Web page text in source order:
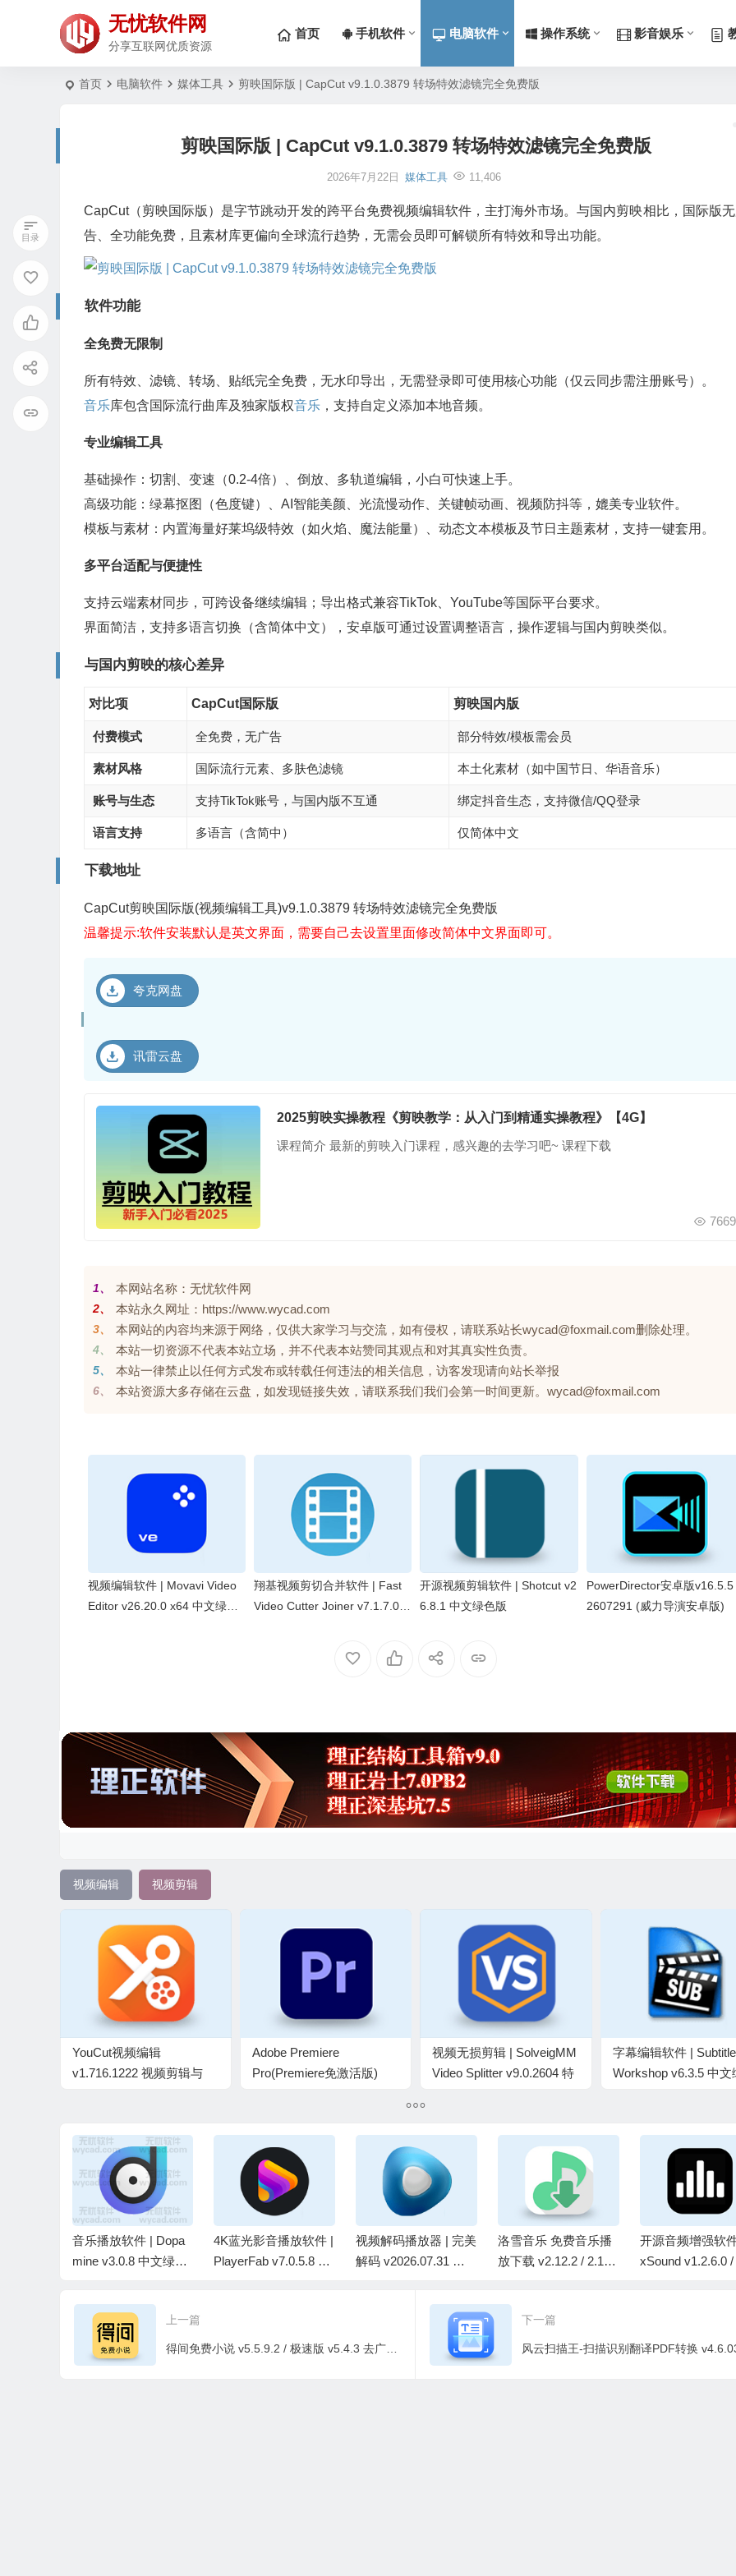
无忧软件网
分享互联网优质资源
首页 手机软件 电脑软件 操作系统 影音娱乐
首页 电脑软件 媒体工具 剪映国际版 | CapCut v9.1.0.3879 转场特效滤镜完全免费版
剪映国际版 | CapCut v9.1.0.3879 转场特效滤镜完全免费版
2026年7月22日 媒体工具 11,406
CapCut（剪映国际版）是字节跳动开发的跨平台免费视频编辑软件，主打海外市场。与国内剪映相比，国际版
告、全功能免费，且素材库更偏向全球流行趋势，无需会员即可解锁所有特效和导出功能。
软件功能
全免费无限制
所有特效、滤镜、转场、贴纸完全免费，无水印导出，无需登录即可使用核心功能（仅云同步需注册账号）。
音乐库包含国际流行曲库及独家版权音乐 ，支持自定义添加本地音频。
专业编辑工具
基础操作：切割、变速（0.2-4倍）、倒放、多轨道编辑，小白可快速上手。
高级功能：绿幕抠图（色度键）、AI智能美颜、光流慢动作、关键帧动画、视频防抖等，媲美专业软件。
模板与素材：内置海量好莱坞级特效（如火焰、魔法能量）、动态文本模板及节日主题素材，支持一键套用。
多平台适配与便捷性
支持云端素材同步，可跨设备继续编辑；导出格式兼容TikTok、YouTube等国际平台要求。
界面简洁，支持多语言切换（含简体中文），安卓版可通过设置调整语言，操作逻辑与国内剪映类似。
与国内剪映的核心差异
对比项 CapCut国际版 剪映国内版
付费模式 全免费，无广告 部分特效/模板需会员
素材风格 国际流行元素、多肤色滤镜 本土化素材（如中国节日、华语音乐）
账号与生态 支持TikTok账号，与国内版不互通 绑定抖音生态，支持微信/QQ登录
语言支持 多语言（含简中） 仅简体中文
下载地址
CapCut剪映国际版(视频编辑工具)v9.1.0.3879 转场特效滤镜完全免费版
温馨提示:软件安装默认是英文界面，需要自己去设置里面修改简体中文界面即可。
夸克网盘
讯雷云盘
2025剪映实操教程《剪映教学：从入门到精通实操教程》【4G】
课程简介 最新的剪映入门课程，感兴趣的去学习吧~ 课程下载
7669
1、 本网站名称：无忧软件网
2、 本站永久网址：https://www.wycad.com
3、 本网站的内容均来源于网络，仅供大家学习与交流，如有侵权，请联系站长wycad@foxmail.com删除处理。
4、 本站一切资源不代表本站立场，并不代表本站赞同其观点和对其真实性负责。
5、 本站一律禁止以任何方式发布或转载任何违法的相关信息，访客发现请向站长举报
6、 本站资源大多存储在云盘，如发现链接失效，请联系我们我们会第一时间更新。wycad@foxmail.com
视频编辑软件 | Movavi Video
Editor v26.20.0 x64 中文绿色
翔基视频剪切合并软件 | Fast
Video Cutter Joiner v7.1.7.0
开源视频剪辑软件 | Shotcut v2
6.8.1 中文绿色版
PowerDirector安卓版v16.5.5
2607291 (威力导演安卓版)
视频编辑 视频剪辑
YouCut视频编辑
v1.716.1222 视频剪辑与
Adobe Premiere
Pro(Premiere免激活版)
视频无损剪辑 | SolveigMM
Video Splitter v9.0.2604 特
字幕编辑软件 | Subtitle
Workshop v6.3.5 中文
音乐播放软件 | Dopa
mine v3.0.8 中文绿色
4K蓝光影音播放软件 |
PlayerFab v7.0.5.8 中
视频解码播放器 | 完美
解码 v2026.07.31 最
洛雪音乐 免费音乐播
放下载 v2.12.2 / 2.12.
开源音频增强软
xSound v1.2.6.0 /
上一篇 下一篇